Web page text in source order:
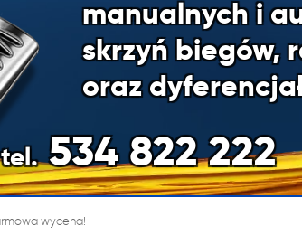
tel.534 822 222
manualnych i
skrzyń biegów,
oraz
NR 1 NA
wycena!